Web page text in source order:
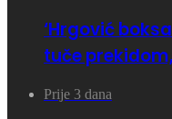
‘Hrgović
tuče
Prije 3 dana